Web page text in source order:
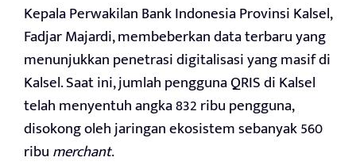
Kepala Perwakilan Bank Indonesia Provinsi Kalsel,
Fadjar Majardi, membeberkan data terbaru yang
menunjukkan penetrasi digitalisasi yang masif di
Kalsel. Saat ini, jumlah pengguna QRIS di Kalsel
telah menyentuh angka 832 ribu pengguna,
disokong oleh jaringan ekosistem sebanyak 560
ribumerchant.